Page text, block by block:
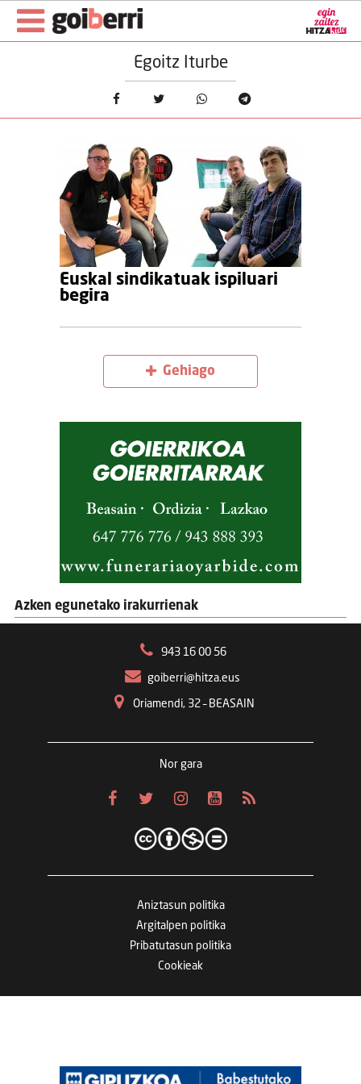
Egoitz Iturbe
Euskal sindikatuak ispiluari
begira
Gehiago
Azken egunetako irakurrienak
943 16 00 56
goiberri@hitza.eus
Oriamendi, 32 – BEASAIN
Nor gara
Aniztasun politika
Argitalpen politika
Pribatutasun politika
Cookieak